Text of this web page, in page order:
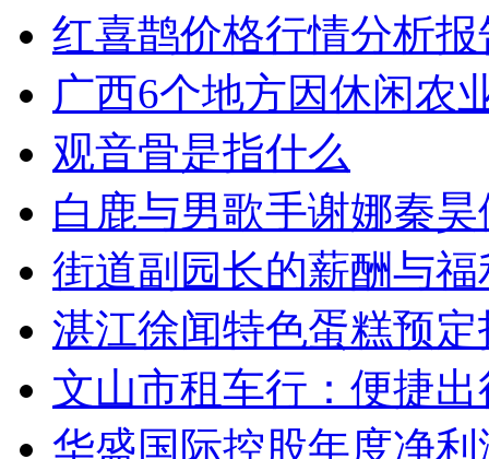
红喜鹊价格行情分析报
广西6个地方因休闲农
观音骨是指什么
白鹿与男歌手谢娜秦
街道副园长的薪酬与
湛江徐闻特色蛋糕预定
文山市租车行：便捷
华盛国际控股年度净